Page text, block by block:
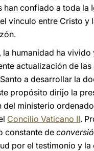
confiado a toda la
vínculo entre Cristo y
humanidad ha
actualización de las
a desarrollar la
propósito dirijo la
ministerio
Concilio Vaticano II.
constante de
por el testimonio y la